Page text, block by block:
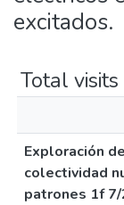
excitados.
Total visits
Exploración
colectividad
patrones 1f